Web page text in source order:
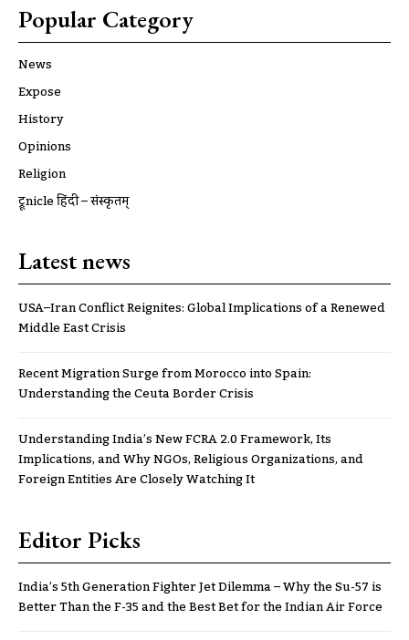
Popular Category
News
Expose
History
Opinions
Religion
ट्रूnicle हिंदी – संस्कृतम्
Latest news
USA–Iran Conflict Reignites: Global Implications of a Renewed
Middle East Crisis
Recent Migration Surge from Morocco into Spain:
Understanding the Ceuta Border Crisis
Understanding India’s New FCRA 2.0 Framework, Its
Implications, and Why NGOs, Religious Organizations, and
Foreign Entities Are Closely Watching It
Editor Picks
India’s 5th Generation Fighter Jet Dilemma – Why the Su-57 is
Better Than the F-35 and the Best Bet for the Indian Air Force